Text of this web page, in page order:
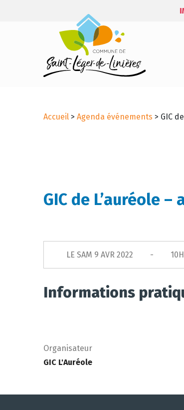
Accueil > Agenda événements > GIC
GIC de L’auréole
LE SAM 9 AVR 2022
Informations
Organisateur
GIC L'Auréole